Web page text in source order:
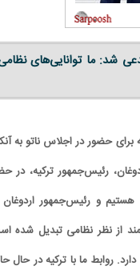
شد: ما توانایی‌های
حضور در اجلاس ناتو به
رئیس‌جمهور ترکیه، در
هستیم و رئیس‌جمهور اردوغان
از نظر نظامی تبدیل شده
روابط ما با ترکیه در حال